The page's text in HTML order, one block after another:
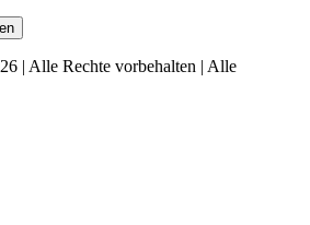
| Alle Rechte vorbehalten | Alle